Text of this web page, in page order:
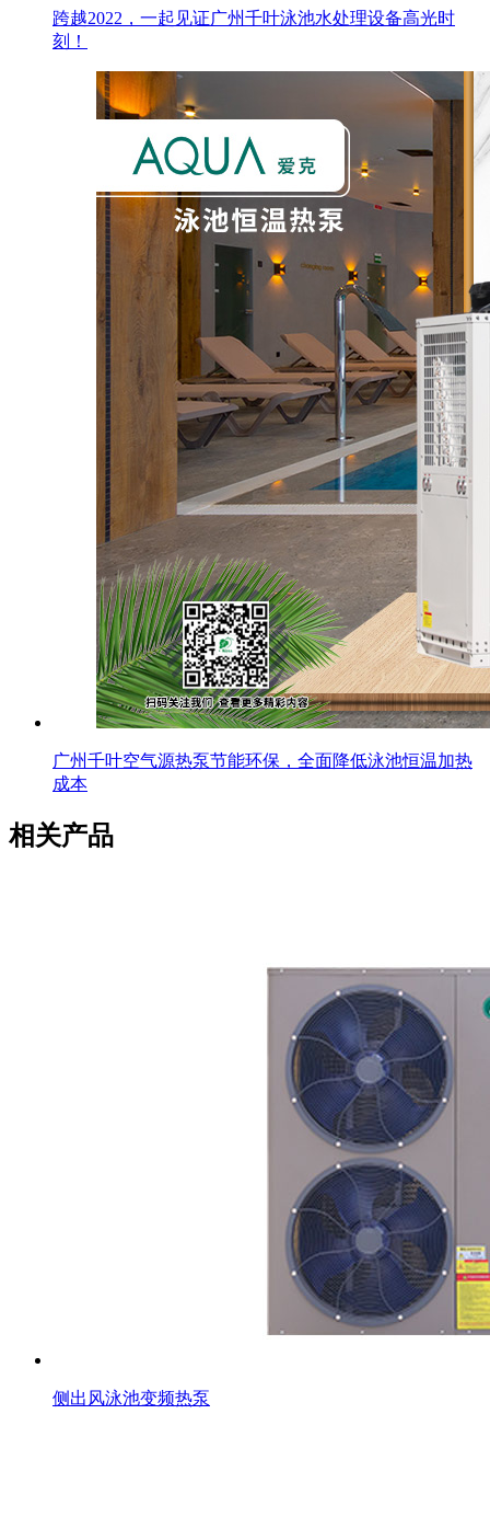
跨越2022，一起见证广州千叶泳池水处理设备高光时
刻！
广州千叶空气源热泵节能环保，全面降低泳池恒温加热
成本
相关产品
侧出风泳池变频热泵